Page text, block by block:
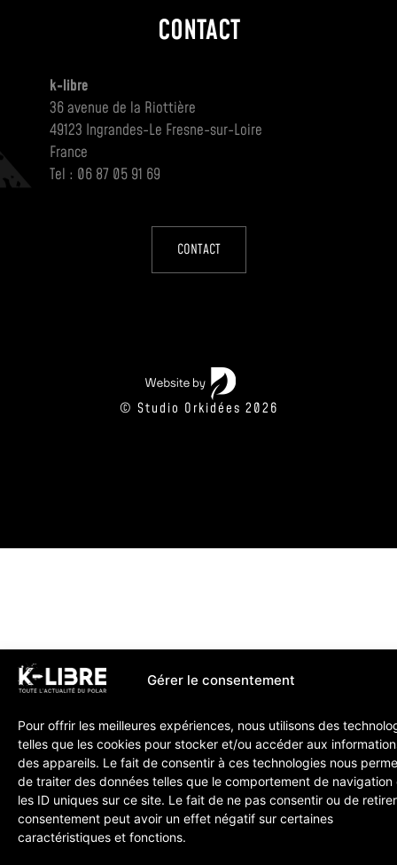
Gérer le consentement
Pour offrir les meilleures expériences, nous utilisons des
telles que les cookies pour stocker et/ou accéder aux
des appareils. Le fait de consentir à ces technologies nous
de traiter des données telles que le comportement de navigation
les ID uniques sur ce site. Le fait de ne pas consentir ou de
consentement peut avoir un effet négatif sur certaines
caractéristiques et fonctions.
CONTACT
k-libre
36 avenue de la Riottière
49123 Ingrandes-Le Fresne-sur-Loire
France
Tel : 06 87 05 91 69
CONTACT
© Studio Orkidées 2026